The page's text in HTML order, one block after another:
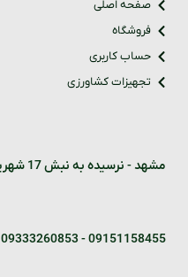
صفحه اصلی
فروشگاه
حساب کاربری
تجهیزات کشاورزی
مشهد - نرسیده به نبش 17 شهریور 39 - پلاک ۴۲۱
09151158455
-
09333260853